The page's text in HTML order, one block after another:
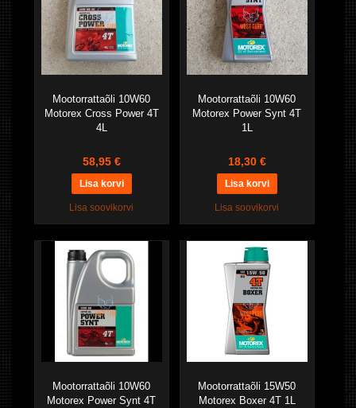
Mootorrattaõli 10W60
Motorex Cross Power 4T
4L
58,95 €
Lisa soovikorvi
Mootorrattaõli 10W60
Motorex Power Synt 4T
1L
18,30 €
Lisa soovikorvi
Mootorrattaõli 10W60
Motorex Power Synt 4T
Mootorrattaõli 15W50
Motorex Boxer 4T 1L